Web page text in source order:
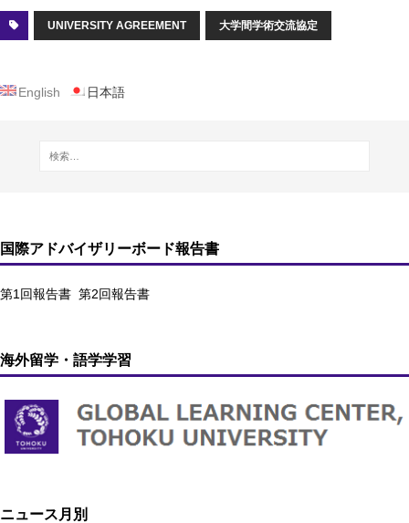
UNIVERSITY AGREEMENT 大学間学術交流協定
English 日本語
国際アドバイザリーボード報告書
第1回報告書 第2回報告書
海外留学・語学学習
ニュース月別